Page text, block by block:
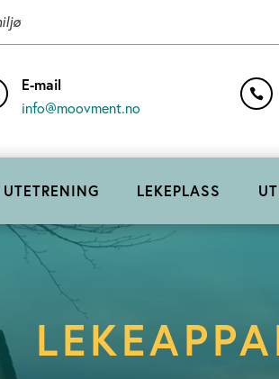
E-mail
info@moovment.no

UTETRENING LEKEPLASS